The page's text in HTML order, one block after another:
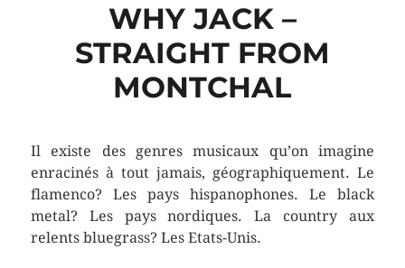
WHY JACK –
STRAIGHT FROM
MONTCHAL
Il existe des genres musicaux qu’on imagine
enracinés à tout jamais, géographiquement. Le
flamenco? Les pays hispanophones. Le black
metal? Les pays nordiques. La country aux
relents bluegrass? Les Etats-Unis.